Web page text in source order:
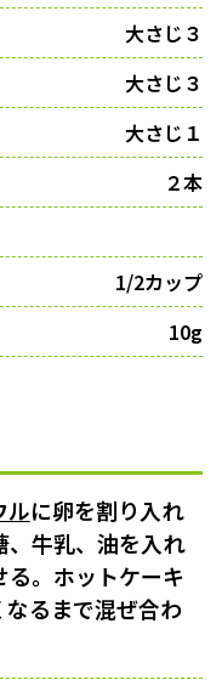
大さじ３
大さじ３
大さじ１
２本
1/2カップ
10g
ルに卵を割り入れ
、牛乳、油を入れ
。ホットケーキ
なるまで混ぜ合わ